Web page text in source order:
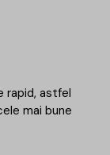
rapid, astfel
mai bune